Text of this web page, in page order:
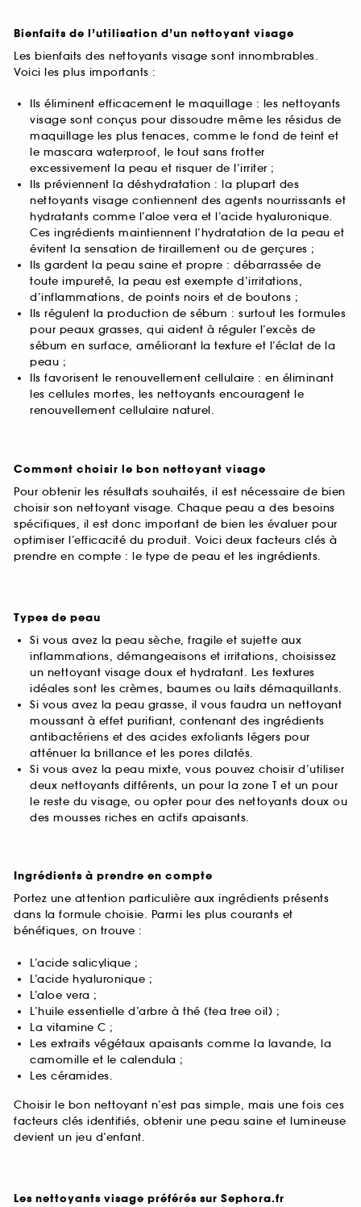
Bienfaits de l’utilisation d’un nettoyant visage
Les bienfaits des nettoyants visage sont innombrables.
Voici les plus importants :
Ils éliminent efficacement le maquillage : les nettoyants
visage sont conçus pour dissoudre même les résidus de
maquillage les plus tenaces, comme le fond de teint et
le mascara waterproof, le tout sans frotter
excessivement la peau et risquer de l’irriter ;
Ils préviennent la déshydratation : la plupart des
nettoyants visage contiennent des agents nourrissants et
hydratants comme l’aloe vera et l’acide hyaluronique.
Ces ingrédients maintiennent l’hydratation de la peau et
évitent la sensation de tiraillement ou de gerçures ;
Ils gardent la peau saine et propre : débarrassée de
toute impureté, la peau est exempte d’irritations,
d’inflammations, de points noirs et de boutons ;
Ils régulent la production de sébum : surtout les formules
pour peaux grasses, qui aident à réguler l’excès de
sébum en surface, améliorant la texture et l’éclat de la
peau ;
Ils favorisent le renouvellement cellulaire : en éliminant
les cellules mortes, les nettoyants encouragent le
renouvellement cellulaire naturel.
Comment choisir le bon nettoyant visage
Pour obtenir les résultats souhaités, il est nécessaire de bien
choisir son nettoyant visage. Chaque peau a des besoins
spécifiques, il est donc important de bien les évaluer pour
optimiser l’efficacité du produit. Voici deux facteurs clés à
prendre en compte : le type de peau et les ingrédients.
Types de peau
Si vous avez la peau sèche, fragile et sujette aux
inflammations, démangeaisons et irritations, choisissez
un nettoyant visage doux et hydratant. Les textures
idéales sont les crèmes, baumes ou laits démaquillants.
Si vous avez la peau grasse, il vous faudra un nettoyant
moussant à effet purifiant, contenant des ingrédients
antibactériens et des acides exfoliants légers pour
atténuer la brillance et les pores dilatés.
Si vous avez la peau mixte, vous pouvez choisir d’utiliser
deux nettoyants différents, un pour la zone T et un pour
le reste du visage, ou opter pour des nettoyants doux ou
des mousses riches en actifs apaisants.
Ingrédients à prendre en compte
Portez une attention particulière aux ingrédients présents
dans la formule choisie. Parmi les plus courants et
bénéfiques, on trouve :
L’acide salicylique ;
L’acide hyaluronique ;
L’aloe vera ;
L’huile essentielle d’arbre à thé (tea tree oil) ;
La vitamine C ;
Les extraits végétaux apaisants comme la lavande, la
camomille et le calendula ;
Les céramides.
Choisir le bon nettoyant n’est pas simple, mais une fois ces
facteurs clés identifiés, obtenir une peau saine et lumineuse
devient un jeu d’enfant.
Les nettoyants visage préférés sur Sephora.fr